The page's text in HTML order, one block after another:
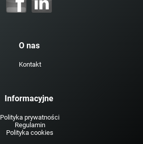
O nas
Kontakt
Informacyjne
Polityka prywatności
Regulamin
Polityka cookies